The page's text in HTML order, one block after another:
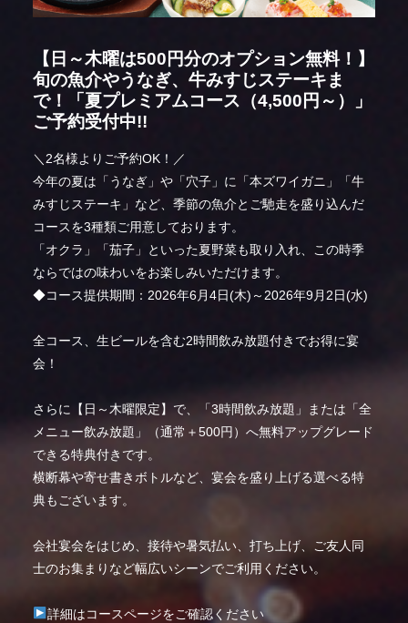
【日～木曜は500円分のオプション無料！】
旬の魚介やうなぎ、牛みすじステーキま
で！「夏プレミアムコース（4,500円～）」
ご予約受付中!!
＼2名様よりご予約OK！／
今年の夏は「うなぎ」や「穴子」に「本ズワイガニ」「牛
みすじステーキ」など、季節の魚介とご馳走を盛り込んだ
コースを3種類ご用意しております。
「オクラ」「茄子」といった夏野菜も取り入れ、この時季
ならではの味わいをお楽しみいただけます。
◆コース提供期間：2026年6月4日(木)～2026年9月2日(水)
全コース、生ビールを含む2時間飲み放題付きでお得に宴
会！
さらに【日～木曜限定】で、「3時間飲み放題」または「全
メニュー飲み放題」（通常＋500円）へ無料アップグレード
できる特典付きです。
横断幕や寄せ書きボトルなど、宴会を盛り上げる選べる特
典もございます。
会社宴会をはじめ、接待や暑気払い、打ち上げ、ご友人同
士のお集まりなど幅広いシーンでご利用ください。
詳細はコースページをご確認ください